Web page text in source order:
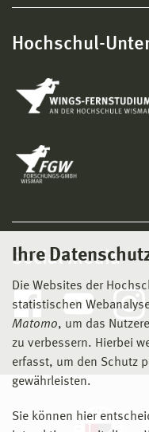
Ihre
Die Websites der
statistischen
Matomo, um das
zu verbessern. Hierbei
erfasst, um den Schutz
gewährleisten.
Sie können hier
Hochschul-
Social Media